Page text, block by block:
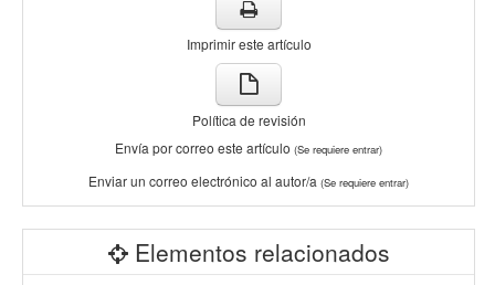
Imprimir este artículo
Política de revisión
Envía por correo este artículo (Se requiere entrar)
Enviar un correo electrónico al autor/a (Se requiere entrar)
Elementos relacionados